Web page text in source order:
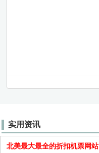
实用资讯
北美最大最全的折扣机票网站